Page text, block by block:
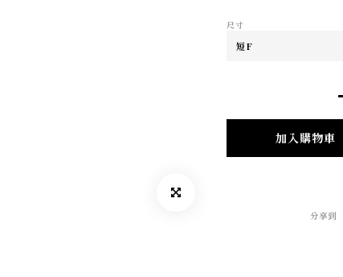
尺寸
加入購物車
分享到